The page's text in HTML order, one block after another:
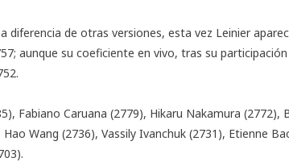
diferencia de otras versiones, esta vez Leinier
aunque su coeficiente en vivo, tras su
Fabiano Caruana (2779), Hikaru Nakamura (2772),
Wang (2736), Vassily Ivanchuk (2731), Etienne